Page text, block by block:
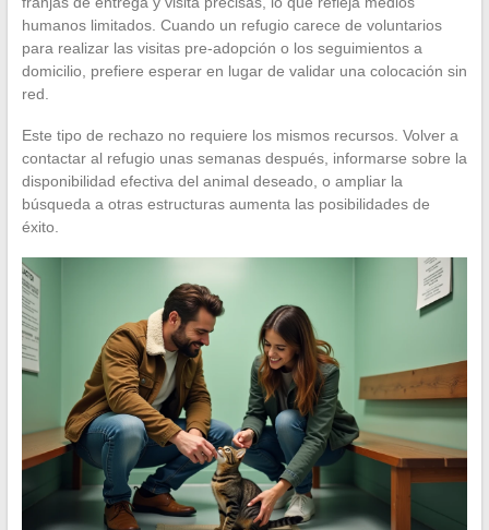
humanos limitados. Cuando un refugio carece de voluntarios
para realizar las visitas pre-adopción o los seguimientos a
domicilio, prefiere esperar en lugar de validar una colocación sin
red.
Este tipo de rechazo no requiere los mismos recursos. Volver a
contactar al refugio unas semanas después, informarse sobre la
disponibilidad efectiva del animal deseado, o ampliar la
búsqueda a otras estructuras aumenta las posibilidades de
éxito.